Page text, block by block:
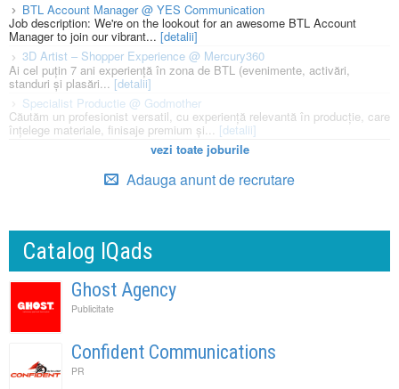
BTL Account Manager @ YES Communication
Job description: We're on the lookout for an awesome BTL Account
Manager to join our vibrant... [detalii]
3D Artist – Shopper Experience @ Mercury360
Ai cel puțin 7 ani experiență în zona de BTL (evenimente, activări,
standuri și plasări...[detalii]
Specialist Productie @ Godmother
Căutăm un profesionist versatil, cu experiență relevantă în producție, care
înțelege materiale, finisaje premium și... [detalii]
vezi toate joburile
Adauga anunt de recrutare
Catalog IQads
Ghost Agency
Publicitate
Confident Communications
PR